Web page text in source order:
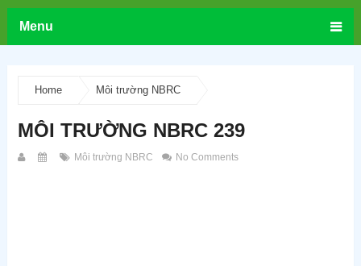
Menu
Home Môi trường NBRC
MÔI TRƯỜNG NBRC 239
Môi trường NBRC No Comments